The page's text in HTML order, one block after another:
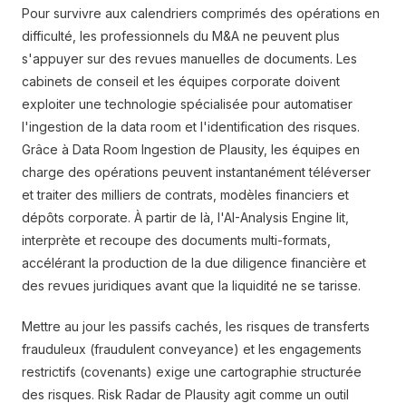
Pour survivre aux calendriers comprimés des opérations en
difficulté, les professionnels du M&A ne peuvent plus
s'appuyer sur des revues manuelles de documents. Les
cabinets de conseil et les équipes corporate doivent
exploiter une technologie spécialisée pour automatiser
l'ingestion de la data room et l'identification des risques.
Grâce à Data Room Ingestion de Plausity, les équipes en
charge des opérations peuvent instantanément téléverser
et traiter des milliers de contrats, modèles financiers et
dépôts corporate. À partir de là, l'AI-Analysis Engine lit,
interprète et recoupe des documents multi-formats,
accélérant la production de la due diligence financière et
des revues juridiques avant que la liquidité ne se tarisse.
Mettre au jour les passifs cachés, les risques de transferts
frauduleux (fraudulent conveyance) et les engagements
restrictifs (covenants) exige une cartographie structurée
des risques. Risk Radar de Plausity agit comme un outil